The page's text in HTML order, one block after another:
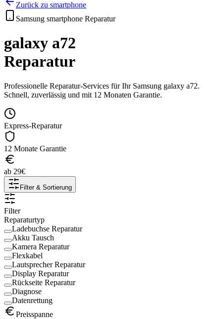
Zurück zu smartphone
Samsung smartphone Reparatur
galaxy a72
Reparatur
Professionelle Reparatur-Services für Ihr Samsung galaxy a72.
Schnell, zuverlässig und mit 12 Monaten Garantie.
Express-Reparatur
12 Monate Garantie
ab 29€
Filter & Sortierung
Filter
Reparaturtyp
Ladebuchse Reparatur
Akku Tausch
Kamera Reparatur
Flexkabel
Lautsprecher Reparatur
Display Reparatur
Rückseite Reparatur
Diagnose
Datenrettung
Preisspanne